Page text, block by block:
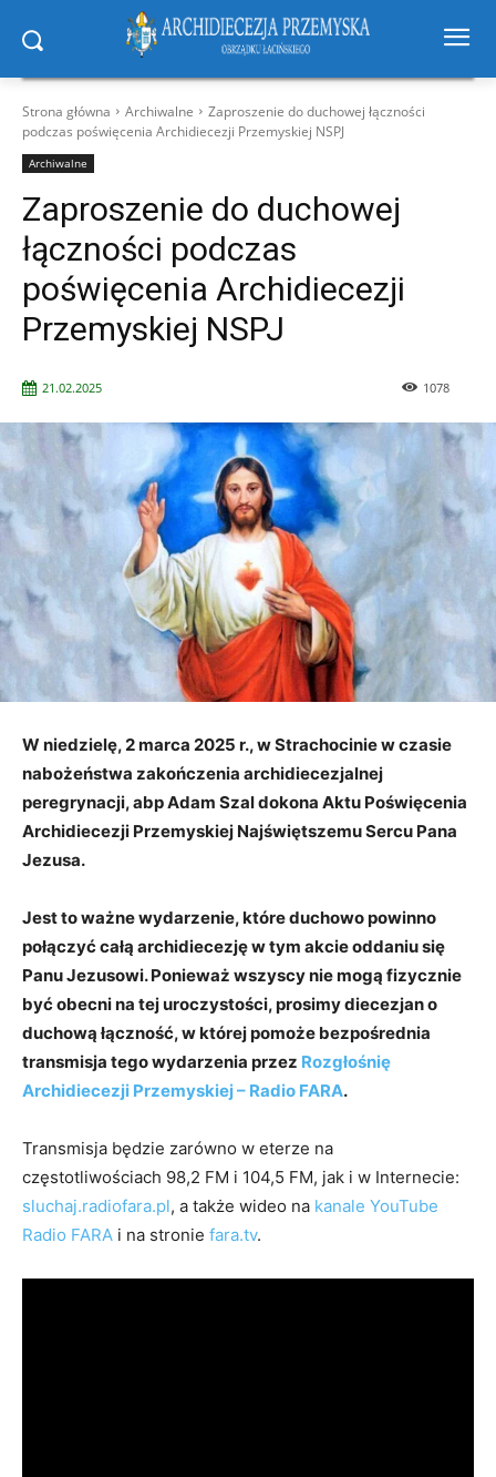
Strona główna Archiwalne
Zaproszenie do duchowej łączności
podczas poświęcenia Archidiecezji Przemyskiej NSPJ
Archiwalne
Zaproszenie do duchowej
łączności podczas
poświęcenia Archidiecezji
Przemyskiej NSPJ
21.02.2025 1078
W niedzielę, 2 marca 2025 r., w Strachocinie w czasie
nabożeństwa zakończenia archidiecezjalnej
peregrynacji, abp Adam Szal dokona Aktu Poświęcenia
Archidiecezji Przemyskiej Najświętszemu Sercu Pana
Jezusa.
Jest to ważne wydarzenie, które duchowo powinno
połączyć całą archidiecezję w tym akcie oddaniu się
Panu Jezusowi.Ponieważ wszyscy nie mogą fizycznie
być obecni na tej uroczystości, prosimy diecezjan o
duchową łączność, w której pomoże bezpośrednia
transmisja tego wydarzenia przez Rozgłośnię
Archidiecezji Przemyskiej – Radio FARA.
Transmisja będzie zarówno w eterze na
częstotliwościach 98,2 FM i 104,5 FM, jak i w Internecie:
sluchaj.radiofara.pl, a także wideo na kanale YouTube
Radio FARA i na stronie fara.tv.